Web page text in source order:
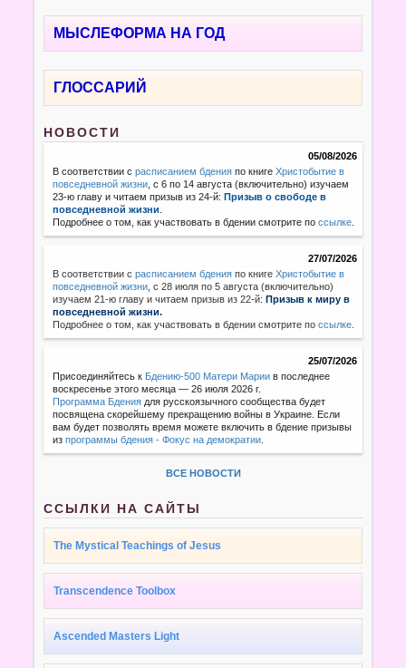
МЫСЛЕФОРМА НА ГОД
ГЛОССАРИЙ
НОВОСТИ
05/08/2026
В соответствии срасписанием бдения по книгеХристобытие в
повседневной жизни , с 6 по 14 августа (включительно) изучаем
23-ю главу и читаем призыв из 24-й:Призыв о свободе в
повседневной жизни
Подробнее о том, как участвовать в бдении смотрите поссылке
27/07/2026
В соответствии с расписанием бдения по книгеХристобытие в
повседневной жизни с 28 июля по 5 августа (включительно)
изучаем 21-ю главу и читаем призыв из 22-й:Призыв к миру в
повседневной жизни.
Подробнее о том, как участвовать в бдении смотрите поссылке
25/07/2026
Присоединяйтесь к Бдению-500 Матери Марии в последнее
воскресенье этого месяца — 26 июля 2026 г.
Программа Бдения для русскоязычного сообщества будет
посвящена скорейшему прекращению войны в Украине. Если
вам будет позволять время можете включить в бдение призывы
изпрограммы бдения - Фокус на демократии
ВСЕ НОВОСТИ
ССЫЛКИ НА САЙТЫ
The Mystical Teachings of Jesus
Transcendence Toolbox
Ascended Masters Light